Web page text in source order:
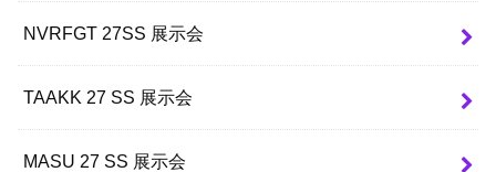
NVRFGT 27SS 展示会
TAAKK 27 SS 展示会
MASU 27 SS 展示会